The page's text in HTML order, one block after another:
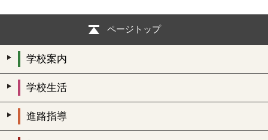
ページトップ
学校案内
学校生活
進路指導